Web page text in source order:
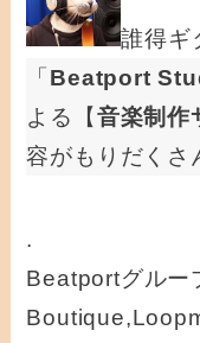
誰得ギ
「Beatport
よる【音楽制作
容がもりだくさ
.
Beatportグルー